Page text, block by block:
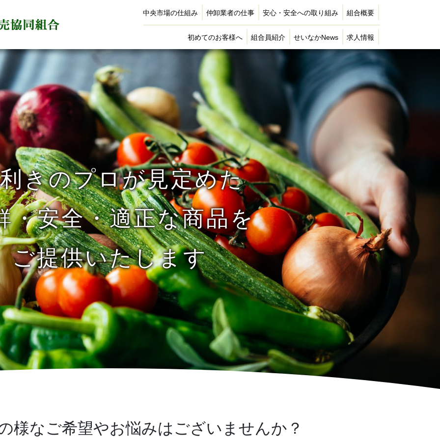
中央市場の仕組み 仲卸業者の仕事 安心・安全への取り組み 組合概要
初めてのお客様へ 組合員紹介 せいなかNews 求人情報
きのプロが見定めた
・安全・適正な商品を
ご提供いたします
様なご希望やお悩みはございませんか？